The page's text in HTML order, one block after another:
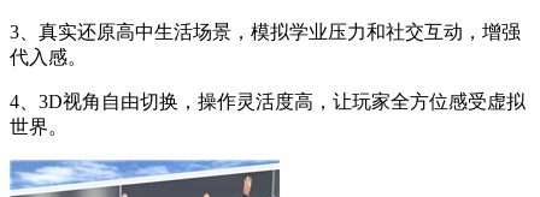
3、真实还原高中生活场景，模拟学业压力和社交互动，增强
代入感。
4、3D视角自由切换，操作灵活度高，让玩家全方位感受虚拟
世界。